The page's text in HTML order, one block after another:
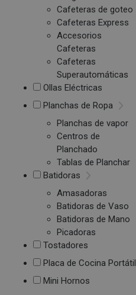
Cafeteras de goteo
Cafeteras Express
Accesorios
Cafeteras
Cafeteras
Superautomáticas
Ollas Eléctricas
Planchas de Ropa
Planchas de vapor
Centros de
Planchado
Tablas de Planchar
Batidoras
Amasadoras
Batidoras de Vaso
Batidoras de Mano
Picadoras
Tostadores
Placa de Cocina Portátil
Mini Hornos